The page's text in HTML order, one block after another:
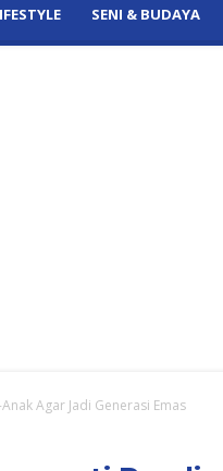
SENI & BUDAYA
Agar Jadi Generasi Emas